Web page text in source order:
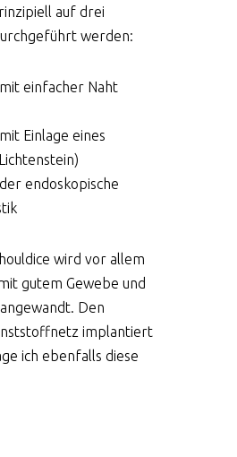
auf drei
werden:
einfacher Naht
Einlage eines
endoskopische
wird vor allem
gutem Gewebe und
Den
implantiert
ich ebenfalls diese